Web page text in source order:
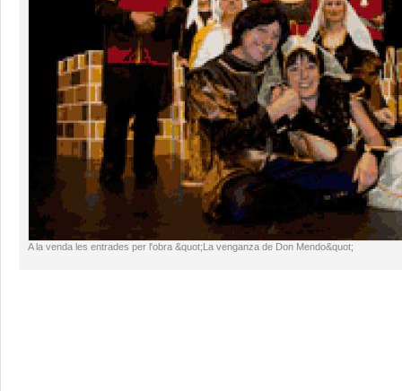
A la venda les entrades per l'obra &quot;La venganza de Don Mendo&quot;